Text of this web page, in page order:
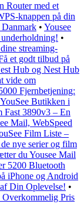
Router med et
knappen på din
Danmark • Yousee
•
streaming-
et godt tilbud på
Hub og Nest Hub
vide om
Fjernbetjening:
Butikken i
Fast 3890v3 – En
Mail, WebSpeed
Film Liste –
de nye serier og film
du Yousee Mail
5200 Bluetooth
iPhone og Android
Din Oplevelse! •
Pris